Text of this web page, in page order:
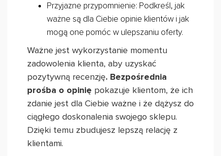
Przyjazne przypomnienie: Podkreśl, jak
ważne są dla Ciebie opinie klientów i jak
mogą one pomóc w ulepszaniu oferty.
Ważne jest wykorzystanie momentu
zadowolenia klienta, aby uzyskać
pozytywną recenzję. Bezpośrednia
prośba o opinię pokazuje klientom, że ich
zdanie jest dla Ciebie ważne i że dążysz do
ciągłego doskonalenia swojego sklepu.
Dzięki temu zbudujesz lepszą relację z
klientami.